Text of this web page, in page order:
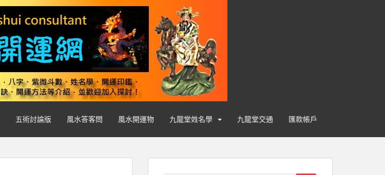
五術討論版 風水答客問 風水開運物 九龍堂姓名學 九龍堂交通 匯款帳戶